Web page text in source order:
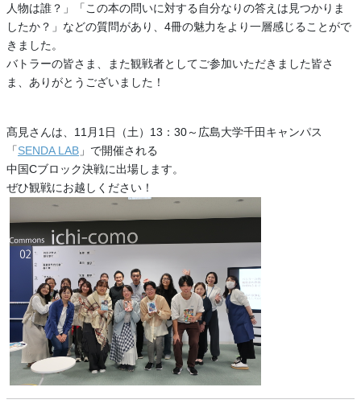
人物は誰？」「この本の問いに対する自分なりの答えは見つかりま
したか？」などの質問があり、4冊の魅力をより一層感じることがで
きました。
バトラーの皆さま、また観戦者としてご参加いただきました皆さ
ま、ありがとうございました！
髙見さんは、11月1日（土）13：30～広島大学千田キャンパス
「SENDA LAB 」で開催される
中国Cブロック決戦に出場します。
ぜひ観戦にお越しください！